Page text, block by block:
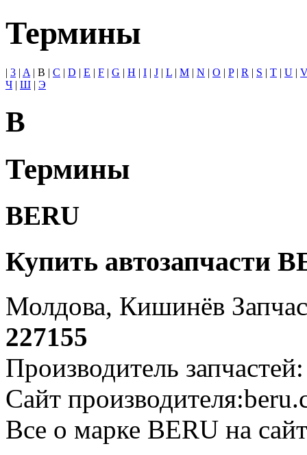
Термины
| 3 | A | B | C | D | E | F | G | H | I | J | L | M | N | O | P| R | S | T | U |
Ч | Ш | Э
B
Термины
BERU
Купить автозапчасти
Молдова, Кишинёв
227155
Производитель
Сайт
Все о марке BERU на